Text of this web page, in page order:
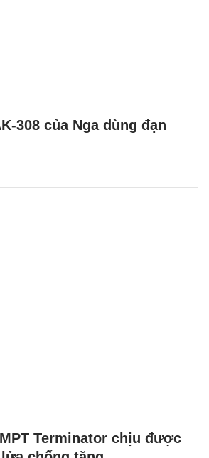
308 của Nga dùng đạn
Terminator chịu được